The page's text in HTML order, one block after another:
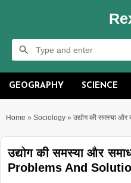
GEOGRAPHY SCIENCE
Home » Sociology » उद्योग की समस्या
उद्योग की समस्या और
Problems And